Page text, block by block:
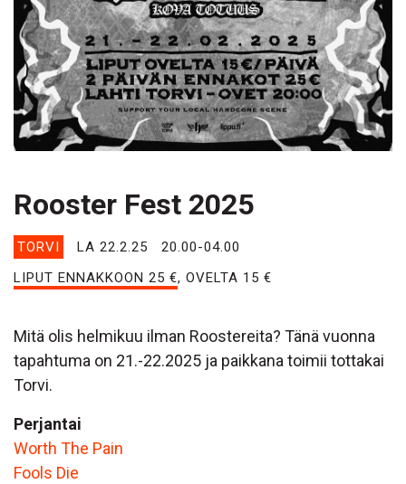
Rooster Fest 2025
TORVI LA 22.2.25
20.00-04.00
LIPUT ENNAKKOON 25 €, OVELTA 15 €
Mitä olis helmikuu ilman Roostereita? Tänä vuonna
tapahtuma on 21.-22.2025 ja paikkana toimii tottakai
Torvi.
Perjantai
Worth The Pain
Fools Die